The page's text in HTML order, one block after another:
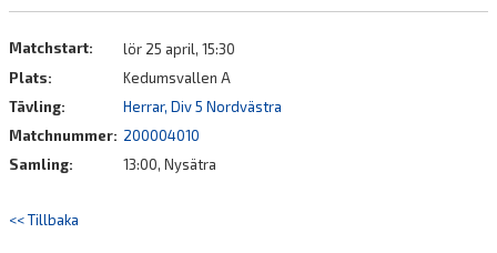
Matchstart:
lör 25 april, 15:30
Plats:
Kedumsvallen A
Tävling:
Herrar, Div 5 Nordvästra
Matchnummer: 200004010
Samling:
13:00, Nysätra
<< Tillbaka